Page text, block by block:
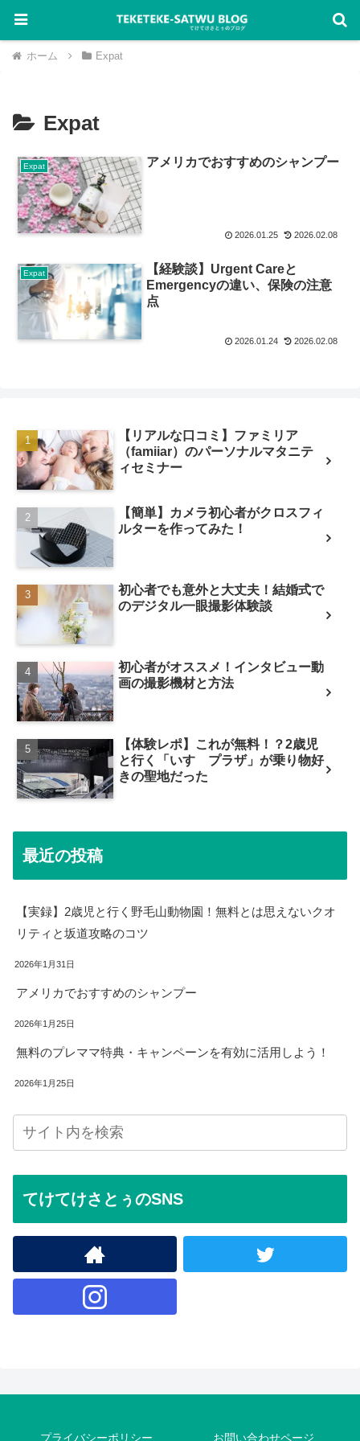
ホーム Expat
Expat
Expat アメリカでおすすめのシャンプー
2026.01.25 2026.02.08
Expat
【経験談】Urgent Careと
Emergencyの違い、保険の注意
点
2026.01.24 2026.02.08
【リアルな口コミ】ファミリア
（famiiar）のパーソナルマタニテ
ィセミナー
【簡単】カメラ初心者がクロスフィ
ルターを作ってみた！
初心者でも意外と大丈夫！結婚式で
のデジタル一眼撮影体験談
初心者がオススメ！インタビュー動
画の撮影機材と方法
【体験レポ】これが無料！？2歳児
と行く「いすゞプラザ」が乗り物好
きの聖地だった
最近の投稿
【実録】2歳児と行く野毛山動物園！無料とは思えないクオ
リティと坂道攻略のコツ
2026年1月31日
アメリカでおすすめのシャンプー
2026年1月25日
無料のプレママ特典・キャンペーンを有効に活用しよう！
2026年1月25日
てけてけさとぅのSNS
プライバシーポリシー お問い合わせページ